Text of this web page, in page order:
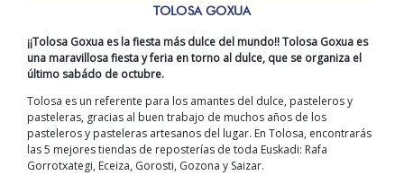
TOLOSA GOXUA
¡¡Tolosa Goxua es la fiesta más dulce del mundo!! Tolosa Goxua es
una maravillosa fiesta y feria en torno al dulce, que se organiza el
último sabádo de octubre.
Tolosa es un referente para los amantes del dulce, pasteleros y
pasteleras, gracias al buen trabajo de muchos años de los
pasteleros y pasteleras artesanos del lugar. En Tolosa, encontrarás
las 5 mejores tiendas de reposterías de toda Euskadi: Rafa
Gorrotxategi, Eceiza, Gorosti, Gozona y Saizar.